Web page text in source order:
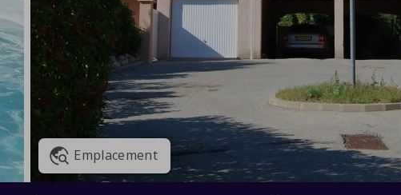
Emplacement